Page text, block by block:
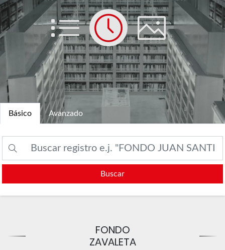
List Time Picture
Básico Avanzado
Buscar
FONDO
ZAVALETA